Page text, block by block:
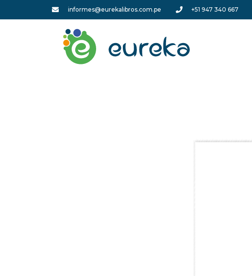
informes@eurekalibros.com.pe +51 947 340 667